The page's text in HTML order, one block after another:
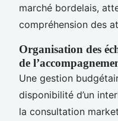
marché bordelais,
compréhension des
Organisation des
de
Une gestion
disponibilité d’un
la consultation